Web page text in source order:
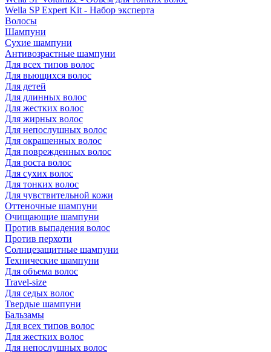
Wella SP Expert Kit - Набор эксперта
Волосы
Шампуни
Сухие шампуни
Антивозрастные шампуни
Для всех типов волос
Для вьющихся волос
Для детей
Для длинных волос
Для жестких волос
Для жирных волос
Для непослушных волос
Для окрашенных волос
Для поврежденных волос
Для роста волос
Для сухих волос
Для тонких волос
Для чувствительной кожи
Оттеночные шампуни
Очищающие шампуни
Против выпадения волос
Против перхоти
Солнцезащитные шампуни
Технические шампуни
Для объема волос
Travel-size
Для седых волос
Твердые шампуни
Бальзамы
Для всех типов волос
Для жестких волос
Для непослушных волос